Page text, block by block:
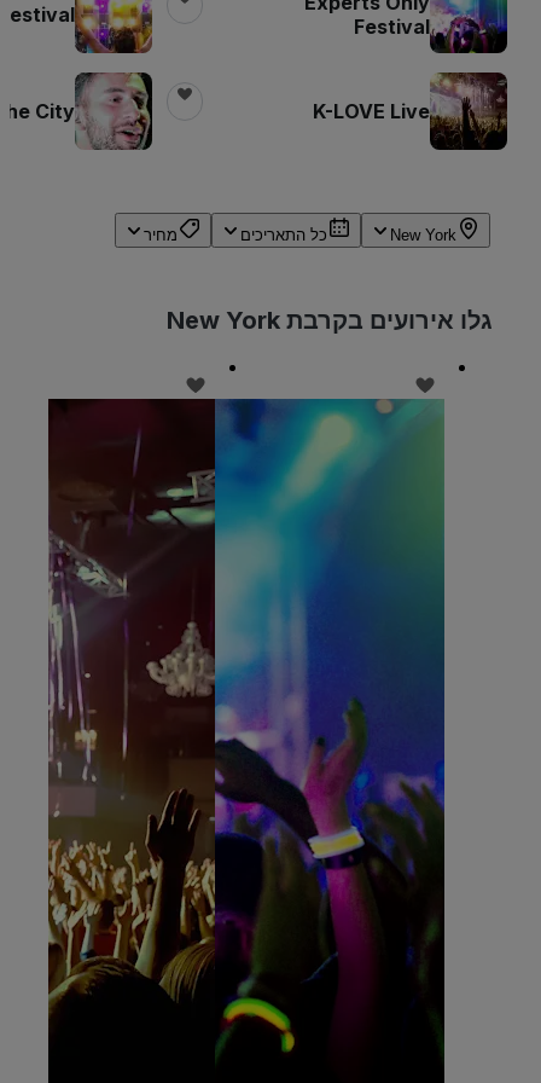
Festival
K-LOVE Live
Festival
the City
New York כל התאריכים מחיר
גלו אירועים בקרבת New York